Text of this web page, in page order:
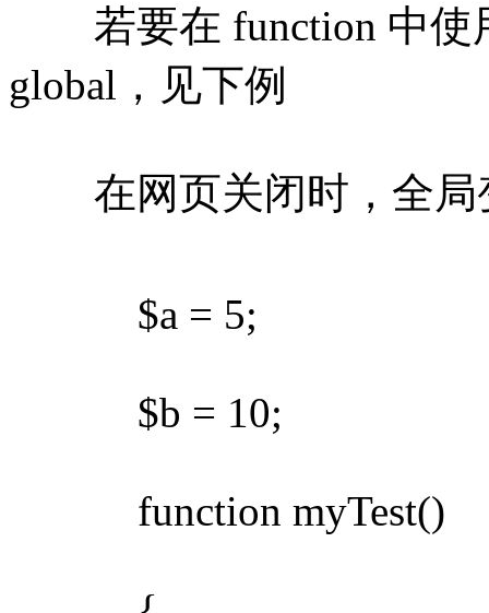
若要在 function 中使
global，见下例
在网页关闭时，全局
$a = 5;
$b = 10;
function myTest()